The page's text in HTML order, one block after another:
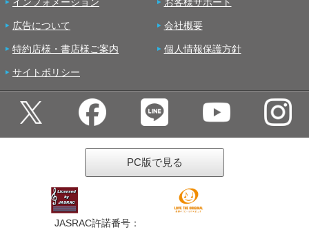
広告について 会社概要
特約店様・書店様ご案内 個人情報保護方針
サイトポリシー
PC版で見る
JASRAC許諾番号：